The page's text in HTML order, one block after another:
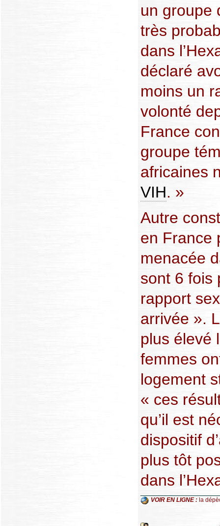
un groupe
très
dans
déclaré
moins un
volonté
France
groupe
africaines
VIH. »
Autre
en France
menacée
sont 6 fois
rapport
arrivée ».
plus élevé
femmes
logement
« ces
qu’il est
dispositif
plus tôt
dans
VOIR EN LIGNE : la